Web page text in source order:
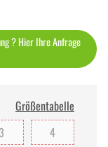
? Hier Ihre Anfrage
Größentabelle
4